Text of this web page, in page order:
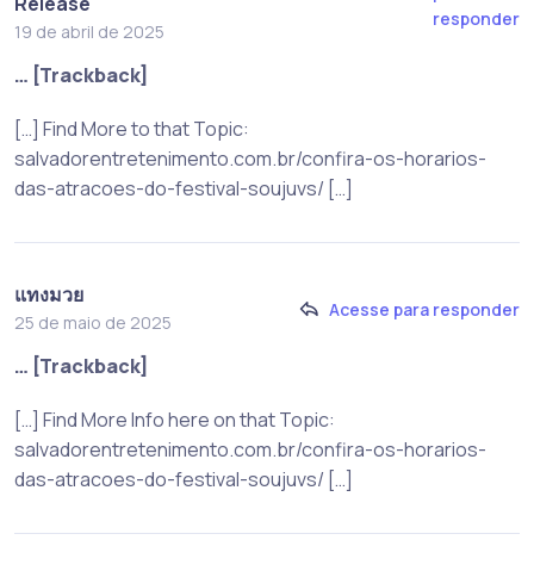
19 de abril de 2025
responder
… [Trackback]
[…] Find More to that Topic:
salvadorentretenimento.com.br/confira-os-horarios-
das-atracoes-do-festival-soujuvs/ […]
แทงมวย
25 de maio de 2025
Acesse para responder
… [Trackback]
[…] Find More Info here on that Topic:
salvadorentretenimento.com.br/confira-os-horarios-
das-atracoes-do-festival-soujuvs/ […]